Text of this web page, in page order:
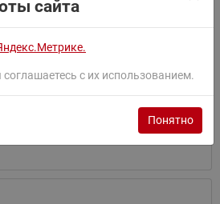
— Ридан осевой сильфонный
мм, внутренняя гильза
сайта
с их использованием.
Понятно